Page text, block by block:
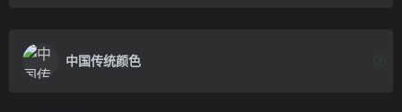
中国传统颜色